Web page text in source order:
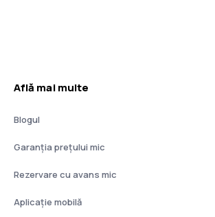
Află mai multe
Blogul
Garanția prețului mic
Rezervare cu avans mic
Aplicație mobilă